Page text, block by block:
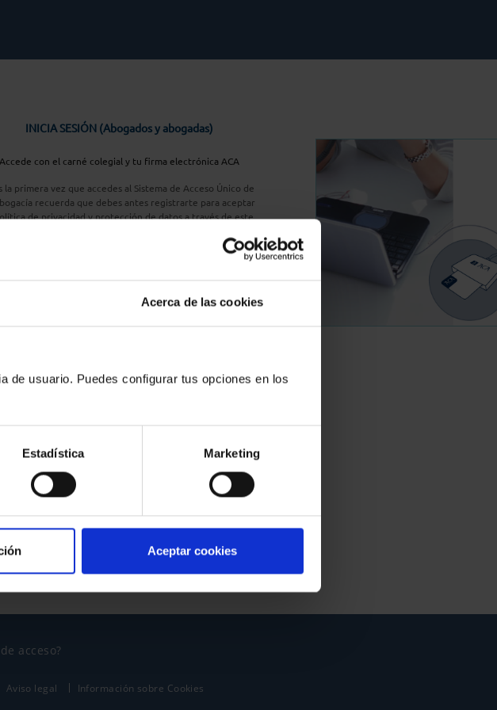
Acerca de las cookies
de usuario. Puedes configurar tus opciones en los
Estadística Marketing
Aceptar cookies
INICIA SESIÓN (Abogados y abogadas)
Accede con el carné colegial y tu firma electrónica ACA
la primera vez que accedes al Sistema de Acceso Único de
recuerda que debes antes registrarte para aceptar
de privacidad y protección de datos a través de este
Entrar con ACA Plus
servicio
acceso?
Aviso legal Información sobre Cookies